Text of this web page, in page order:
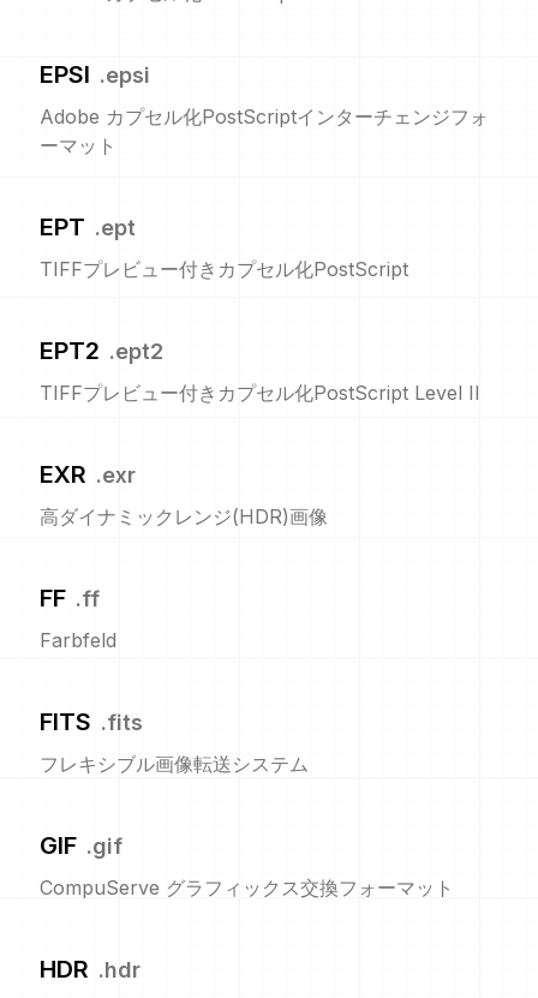
EPSI .epsi
Adobe カプセル化PostScriptインターチェンジフォ
ーマット
EPT .ept
TIFFプレビュー付きカプセル化PostScript
EPT2 .ept2
TIFFプレビュー付きカプセル化PostScript Level II
EXR .exr
高ダイナミックレンジ(HDR)画像
FF .ff
Farbfeld
FITS .fits
フレキシブル画像転送システム
GIF .gif
CompuServe グラフィックス交換フォーマット
HDR .hdr